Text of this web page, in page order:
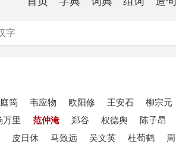
筠 韦应物 欧阳修 王安石 柳宗元
万里 范仲淹 郑谷 权德舆 陈子昂
皮日休 马致远 吴文英 杜荀鹤